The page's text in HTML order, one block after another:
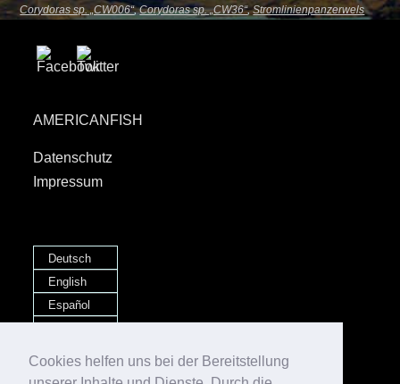
Cookies helfen uns bei der Bereitstellung
Corydoras sp. „CW006“,Corydoras sp. „CW36“,Stromlinienpanzerwels
AMERICANFISH
Datenschutz
Impressum
Deutsch
English
Español
Русский